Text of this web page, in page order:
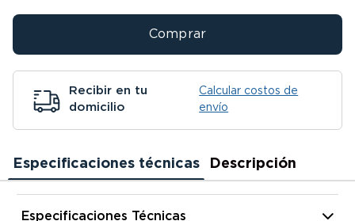
Comprar
Recibir en tu
domicilio
Calcular costos de
envío
Especificaciones técnicas Descripción
Especificaciones Técnicas